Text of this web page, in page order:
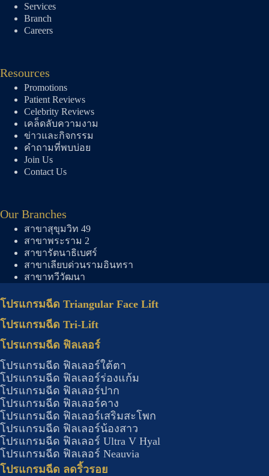
Services
Branch
Careers
Resources
Promotions
Patient Reviews
Celebrity Reviews
เคล็ดลับความงาม
ข่าวและกิจกรรม
คำถามที่พบบ่อย
Join Us
Contact Us
Our Branches
สาขาสุขุมวิท 49
สาขาพระราม 2
สาขารัตนาธิเบศร์
สาขาเลียบด่วนรามอินทรา
สาขาทวีวัฒนา
โปรแกรมฉีด Triangular Face Lift
โปรแกรมฉีด Tri-Lift
โปรแกรมฉีด ฟิลเลอร์
โปรแกรมฉีด ฟิลเลอร์ใต้ตา
โปรแกรมฉีด ฟิลเลอร์ร่องแก้ม
โปรแกรมฉีด ฟิลเลอร์ปาก
โปรแกรมฉีด ฟิลเลอร์คาง
โปรแกรมฉีด ฟิลเลอร์เสริมสะโพก
โปรแกรมฉีด ฟิลเลอร์น้องสาว
โปรแกรมฉีด ฟิลเลอร์ Ultra V Hyal
โปรแกรมฉีด ฟิลเลอร์ Neauvia
โปรแกรมฉีด ลดริ้วรอย